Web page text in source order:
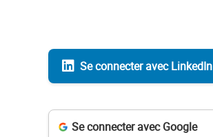
Se connecter avec LinkedIn
Se connecter avec Google